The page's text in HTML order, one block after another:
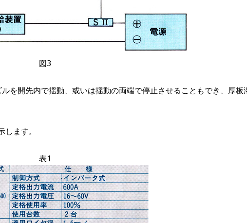
図3
を開先内で揺動、或いは揺動の両端で停止させることもでき、厚
ます。
表1